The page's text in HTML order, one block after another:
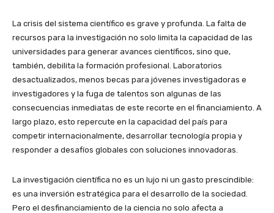
La crisis del sistema científico es grave y profunda. La falta de
recursos para la investigación no solo limita la capacidad de las
universidades para generar avances científicos, sino que,
también, debilita la formación profesional. Laboratorios
desactualizados, menos becas para jóvenes investigadoras e
investigadores y la fuga de talentos son algunas de las
consecuencias inmediatas de este recorte en el financiamiento. A
largo plazo, esto repercute en la capacidad del país para
competir internacionalmente, desarrollar tecnología propia y
responder a desafíos globales con soluciones innovadoras.
La investigación científica no es un lujo ni un gasto prescindible:
es una inversión estratégica para el desarrollo de la sociedad.
Pero el desfinanciamiento de la ciencia no solo afecta a